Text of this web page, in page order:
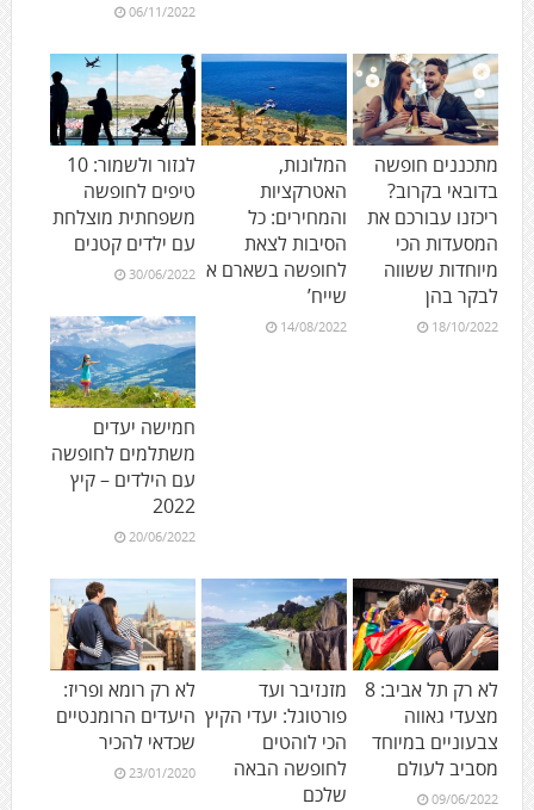
06/11/2022
מתכננים חופשה
בדובאי בקרוב?
ריכזנו עבורכם את
המסעדות הכי
מיוחדות ששווה
לבקר בהן
18/10/2022
המלונות,
האטרקציות
והמחירים: כל
הסיבות לצאת
לחופשה בשארם א
שייח’
14/08/2022
לגזור ולשמור: 10
טיפים לחופשה
משפחתית מוצלחת
עם ילדים קטנים
30/06/2022
חמישה יעדים
משתלמים לחופשה
עם הילדים – קיץ
2022
20/06/2022
לא רק תל אביב: 8
מצעדי גאווה
צבעוניים במיוחד
מסביב לעולם
09/06/2022
מזנזיבר ועד
פורטוגל: יעדי הקיץ
הכי לוהטים
לחופשה הבאה
שלכם
לא רק רומא ופריז:
היעדים הרומנטיים
שכדאי להכיר
23/01/2020